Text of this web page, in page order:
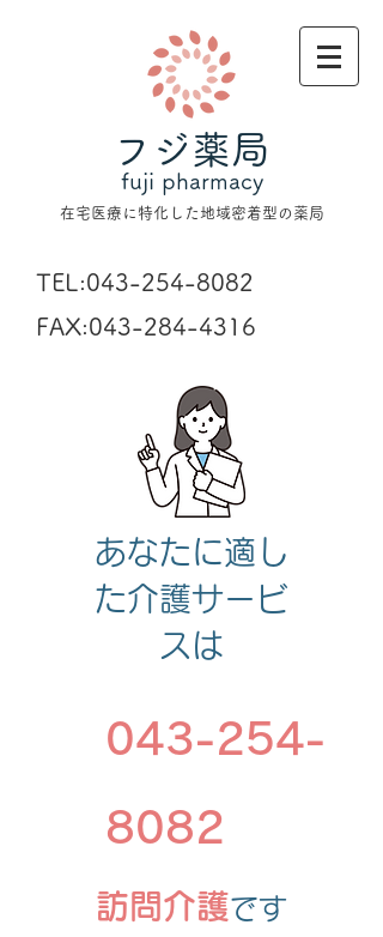
フジ薬局
fuji pharmacy
在宅医療に特化した地域密着型の薬局
TEL:043-254-8082
FAX:043-284-4316
あなたに適し
た介護サービ
スは
043-254-
8082
​訪問介護です